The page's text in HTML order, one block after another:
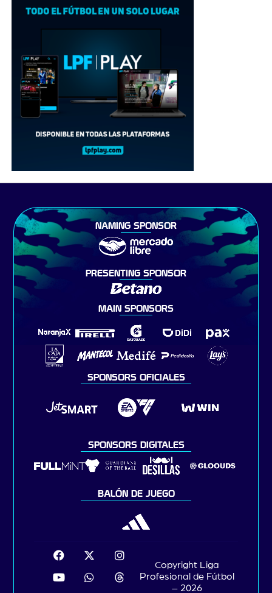
NAMING SPONSOR
PRESENTING SPONSOR
MAIN SPONSORS
SPONSORS OFICIALES
SPONSORS DIGITALES
BALÓN DE JUEGO
Copyright Liga
Profesional de Fútbol
– 2026